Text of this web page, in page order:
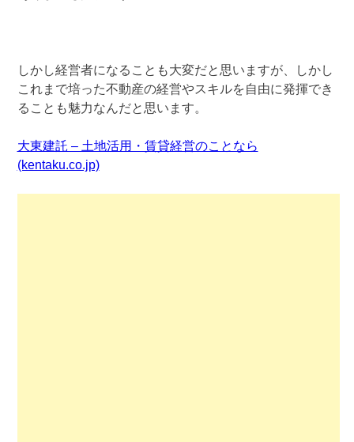
しかし経営者になることも大変だと思いますが、しかし
これまで培った不動産の経営やスキルを自由に発揮でき
ることも魅力なんだと思います。
大東建託 – 土地活用・賃貸経営のことなら
(kentaku.co.jp)